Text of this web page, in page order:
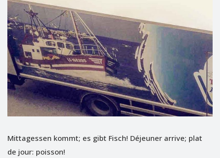
Mittagessen kommt; es gibt Fisch! Déjeuner arrive; plat
de jour: poisson!